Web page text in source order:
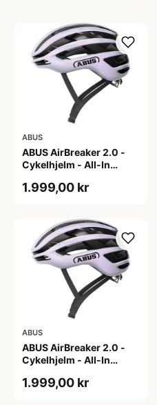
ABUS
ABUS AirBreaker 2.0 -
Cykelhjelm - All-In
1.999,00 kr
ABUS
ABUS AirBreaker 2.0 -
Cykelhjelm - All-In
1.999,00 kr